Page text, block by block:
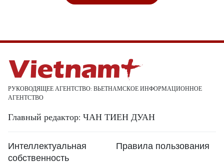
РУКОВОДЯЩЕЕ АГЕНТСТВО: ВЬЕТНАМСКОЕ ИНФОРМАЦИОННОЕ
АГЕНТСТВО
Главный редактор: ЧАН ТИЕН ДУАН
Интеллектуальная
собственность
Правила пользования